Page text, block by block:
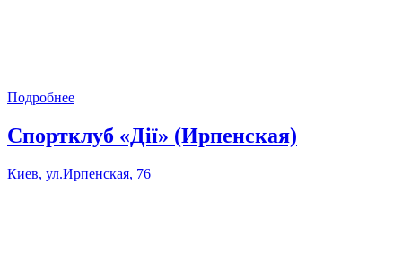
Подробнее
Спортклуб «Дії» (Ирпенская)
Киев, ул.Ирпенская, 76